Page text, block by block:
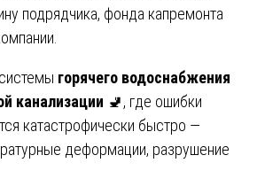
подрядчика, фонда капремонта
горячего водоснабжения
канализации 🚽, где ошибки
катастрофически быстро —
деформации, разрушение